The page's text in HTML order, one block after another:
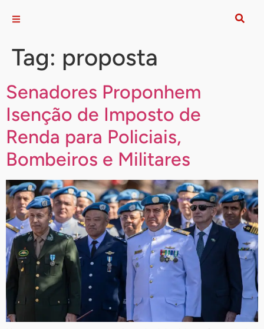
Tag: proposta
Senadores Proponhem
Isenção de Imposto de
Renda para Policiais,
Bombeiros e Militares